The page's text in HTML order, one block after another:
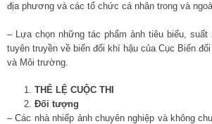
địa phương và các tổ chức cá nhân trong và
– Lựa chọn những tác phẩm ảnh tiêu biểu, suất
tuyên truyền về biến đổi khí hậu của Cục Biến
và Môi trường.
THỂ LỆ CUỘC THI
Đối tượng
– Các nhà nhiếp ảnh chuyên nghiệp và không